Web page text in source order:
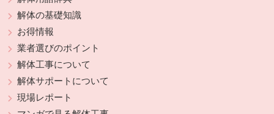
解体の基礎知識
お得情報
業者選びのポイント
解体工事について
解体サポートについて
現場レポート